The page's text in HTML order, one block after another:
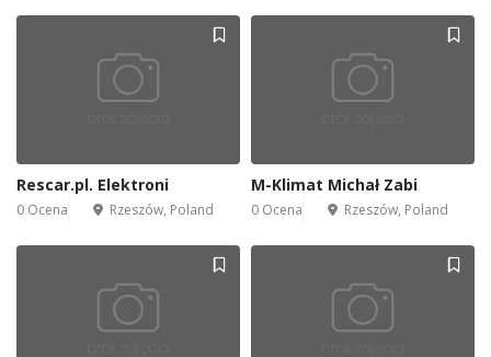
Rescar.pl. Elektroni
0 Ocena Rzeszów, Poland
M-Klimat Michał Zabi
0 Ocena Rzeszów, Poland